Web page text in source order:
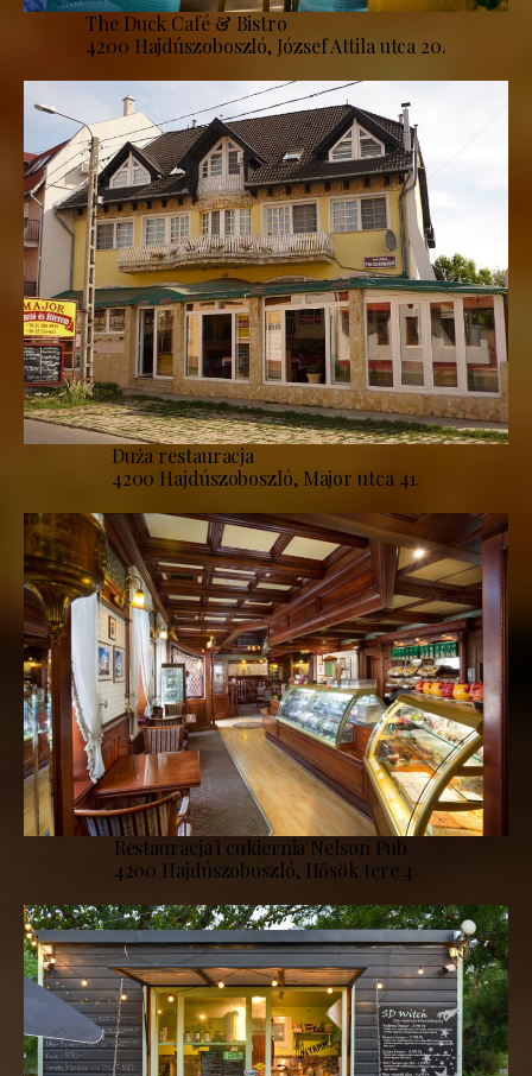
The Duck Café & Bistro
4200 Hajdúszoboszló, József Attila utca 20.
Duża restauracja
4200 Hajdúszoboszló, Major utca 41.
Restauracja i cukiernia Nelson Pub
4200 Hajdúszoboszló, Hősök tere 4.